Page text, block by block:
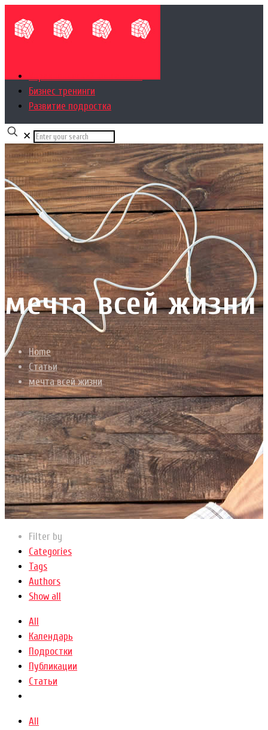
Бизнес тренинги
Развитие подростка
✕
мечта всей жизни
Home
Статьи
мечта всей жизни
Filter by
Categories
Tags
Authors
Show all
All
Календарь
Подростки
Публикации
Статьи
All